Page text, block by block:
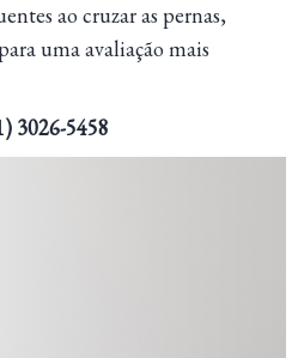
ao cruzar as pernas,
uma avaliação mais
3026-5458